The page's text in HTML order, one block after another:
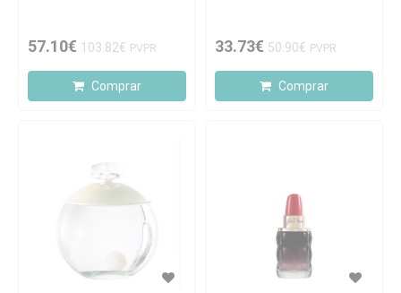
57.10€ 103.82€ PVPR
Comprar
33.73€ 50.90€ PVPR
Comprar